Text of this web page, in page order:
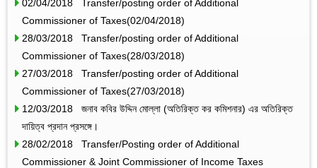
02/04/2018 Transfer/posting order of Additional
Commissioner of Taxes(02/04/2018)
28/03/2018 Transfer/posting order of Additional
Commissioner of Taxes(28/03/2018)
27/03/2018 Transfer/posting order of Additional
Commissioner of Taxes(27/03/2018)
12/03/2018 জনাব কবির উদ্দিন মোল্লা (অতিরিক্ত কর কমিশনার) এর অতিরিক্ত
দায়িত্ব প্রদান প্রসঙ্গে।
28/02/2018 Transfer/Posting order of Additional
Commissioner & Joint Commissioner of Income Taxes